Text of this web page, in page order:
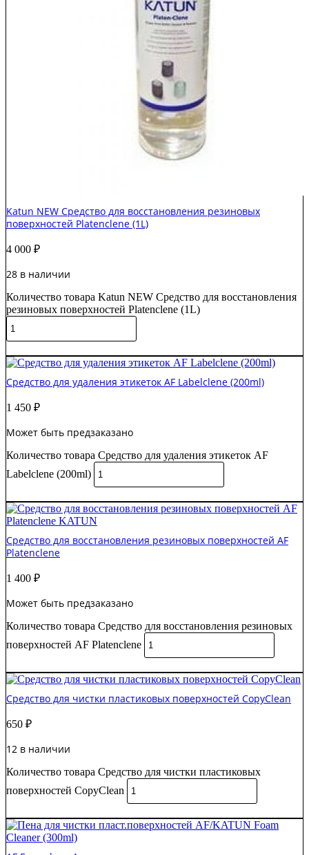
Katun NEW Средство для восстановления резиновых
поверхностей Platenclene (1L)
4 000 ₽
28 в наличии
Количество товара Katun NEW Средство для восстановления
резиновых поверхностей Platenclene (1L)
Средство для удаления этикеток AF Labelclene (200ml)
1 450 ₽
Может быть предзаказано
Количество товара Средство для удаления этикеток AF
Labelclene (200ml)
Средство для восстановления резиновых поверхностей AF
Platenclene
1 400 ₽
Может быть предзаказано
Количество товара Средство для восстановления резиновых
поверхностей AF Platenclene
Средство для чистки пластиковых поверхностей CopyClean
650 ₽
12 в наличии
Количество товара Средство для чистки пластиковых
поверхностей CopyClean